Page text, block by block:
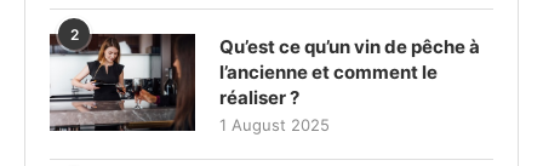
2
Qu’est ce qu’un vin de pêche à
l’ancienne et comment le
réaliser ?
1 August 2025